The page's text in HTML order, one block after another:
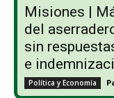
Misiones |
del
sin
e
Política y Economía